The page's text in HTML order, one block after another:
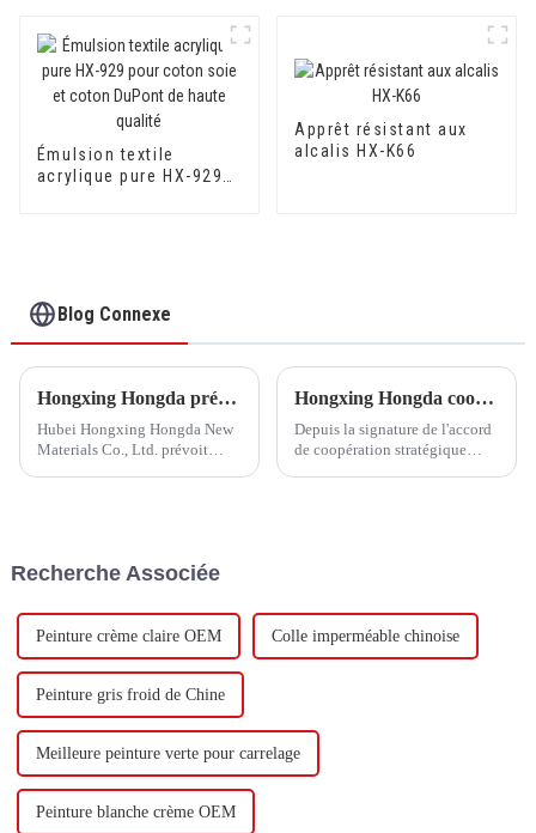
Émulsion textile
acrylique pure HX-929
Apprêt résistant aux
alcalis HX-K66
Blog Connexe
Hongxing Hongda prévoit d'investir 1,6 milliard de yuans pour construire une nouvelle usine de production d'émulsion d'une capacité de production de 510 000 tonnes par an.
Hubei Hongxing Hongda New
Materials Co., Ltd. prévoit
base d'eau et 60 000 tonnes de
Hongxing Hongda coopère avec Keshun Waterproof Technology Co., Ltd pour apporter un nouvel avenir à l'industrie
Depuis la signature de l'accord
de coopération stratégique
Recherche Associée
Peinture crème claire OEM Colle imperméable chinoise
Peinture gris froid de Chine
Meilleure peinture verte pour carrelage
Peinture blanche crème OEM